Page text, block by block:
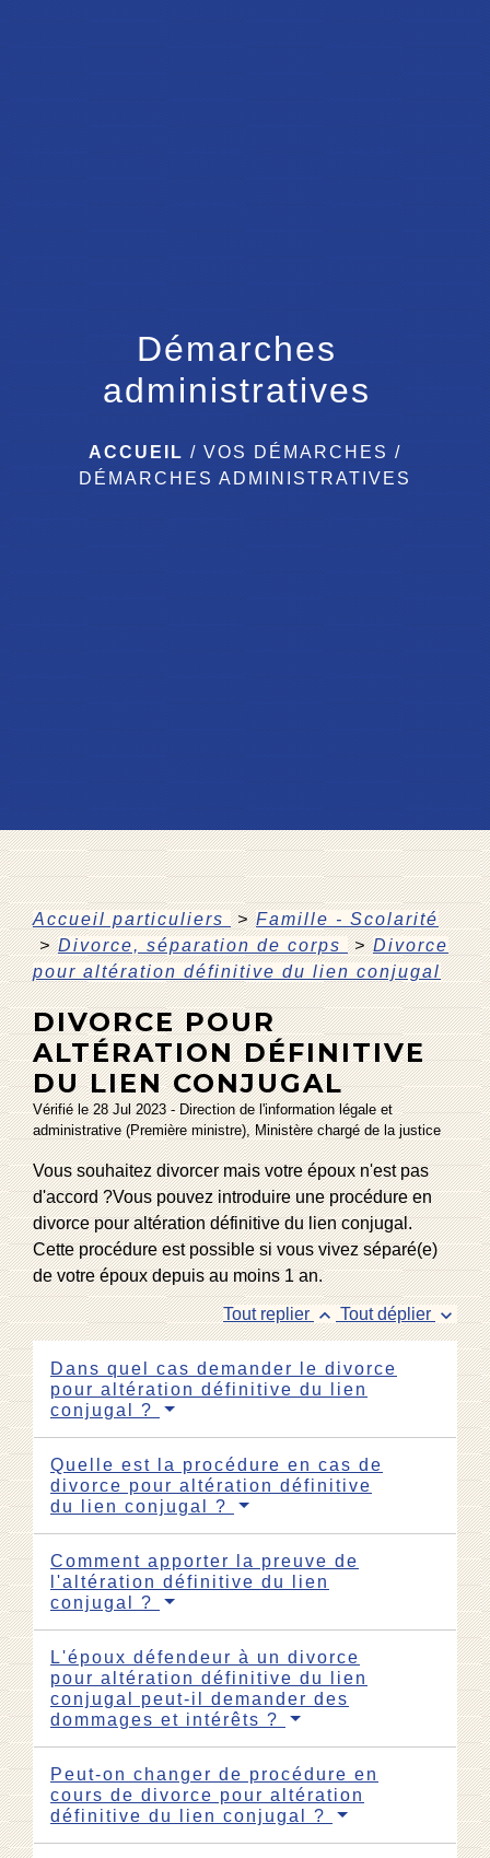
Démarches
administratives
ACCUEIL / VOS DÉMARCHES /
DÉMARCHES ADMINISTRATIVES
Accueil particuliers > Famille - Scolarité
> Divorce, séparation de corps > Divorce
pour altération définitive du lien conjugal
DIVORCE POUR
ALTÉRATION DÉFINITIVE
DU LIEN CONJUGAL
Vérifié le 28 Jul 2023 - Direction de l'information légale et
administrative (Première ministre), Ministère chargé de la justice
Vous souhaitez divorcer mais votre époux n'est pas
d'accord ?Vous pouvez introduire une procédure en
divorce pour altération définitive du lien conjugal.
Cette procédure est possible si vous vivez séparé(e)
de votre époux depuis au moins 1 an.
Tout replier keyboard_arrow_up Tout déplier keyboard_arrow_down
Dans quel cas demander le divorce
pour altération définitive du lien
conjugal ?
Quelle est la procédure en cas de
divorce pour altération définitive
du lien conjugal ?
Comment apporter la preuve de
l'altération définitive du lien
conjugal ?
L'époux défendeur à un divorce
pour altération définitive du lien
conjugal peut-il demander des
dommages et intérêts ?
Peut-on changer de procédure en
cours de divorce pour altération
définitive du lien conjugal ?